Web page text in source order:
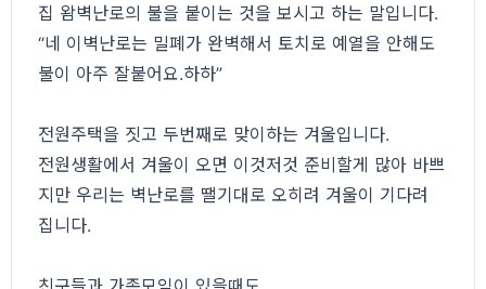
집 왐벽난로의 불을 붙이는 것을 보시고 하는 말입니다.
“네 이벽난로는 밀폐가 완벽해서 토치로 예열을 안해도
불이 아주 잘붙어요.하하”
전원주택을 짓고 두번째로 맞이하는 겨울입니다.
전원생활에서 겨울이 오면 이것저것 준비할게 많아 바쁘
지만 우리는 벽난로를 땔기대로 오히려 겨울이 기다려
집니다.